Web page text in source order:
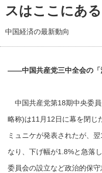
スはここにある
中国経済の最新動向
――中国共産党三中全会の「
中国共産党第18期中央委
略称)は11月12日に幕を閉じ
ミュニケが発表されたが、
なり、下げ幅が1.8%と急落
委員会の設立など政治的保